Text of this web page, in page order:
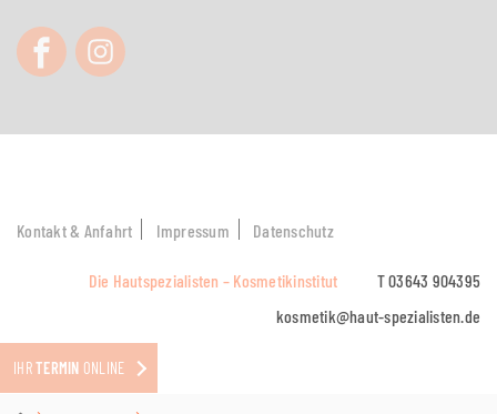
Kontakt & Anfahrt Impressum Datenschutz
Die Hautspezialisten – Kosmetikinstitut
T 03643 904395
kosmetik@haut-spezialisten.de
IHRTERMIN ONLINE